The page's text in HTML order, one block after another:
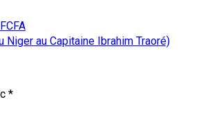
au Capitaine Ibrahim Traoré)
*